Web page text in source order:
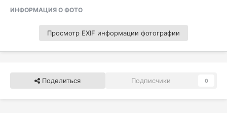
ИНФОРМАЦИЯ О ФОТО
Просмотр EXIF информации фотографии
Поделиться Подписчики 0